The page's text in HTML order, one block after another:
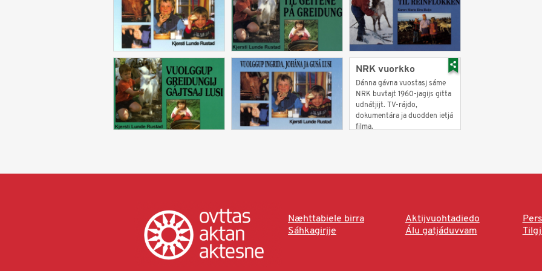
NRK vuorkko
Dánna gávna vuostasj sáme
NRK buvtajt 1960-jagijs gitta
udnátjijt. TV-rájdo,
dokumentára ja duodden ietjá
filma.
Næhttabiele birra Aktijvuohtadiedo
Sáhkagirjje
Álu gatjáduvvam